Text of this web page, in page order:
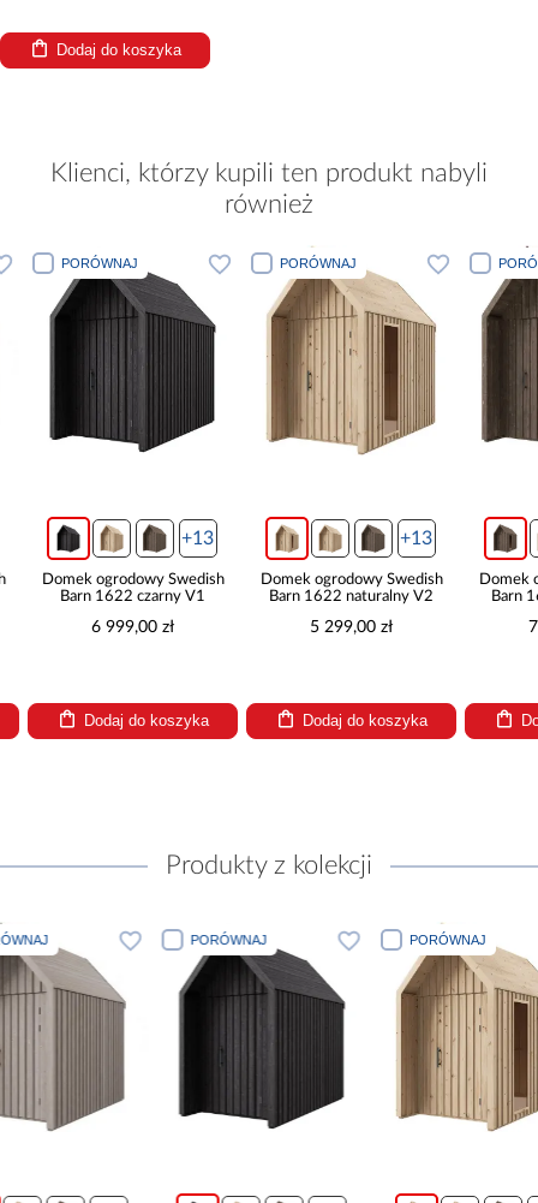
Dodaj do koszyka
Klienci, którzy kupili ten produkt nabyli
również
PORÓWNAJ
+13
Domek ogrodowy Swedish
Barn 1622 czarny V1
6 999,00 zł
Dodaj do koszyka
PORÓWNAJ
+13
Domek ogrodowy Swedish
Barn 1622 naturalny V2
5 299,00 zł
Dodaj do koszyka
Domek
Barn
7
Produkty z kolekcji
PORÓWNAJ PORÓWNAJ